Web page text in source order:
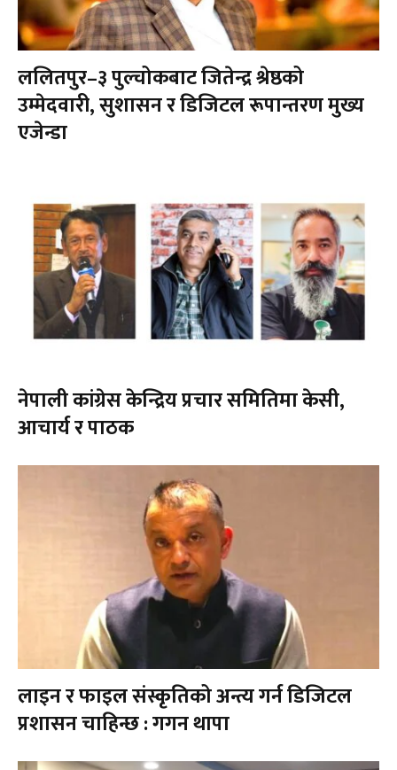
ललितपुर–३ पुल्चोकबाट जितेन्द्र श्रेष्ठको
उम्मेदवारी, सुशासन र डिजिटल रूपान्तरण मुख्य
एजेन्डा
नेपाली कांग्रेस केन्द्रिय प्रचार समितिमा केसी,
आचार्य र पाठक
लाइन र फाइल संस्कृतिको अन्त्य गर्न डिजिटल
प्रशासन चाहिन्छ : गगन थापा